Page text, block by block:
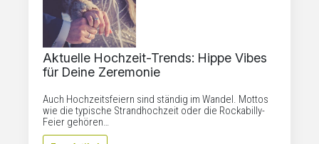
Aktuelle Hochzeit-Trends: Hippe Vibes
für Deine Zeremonie
Auch Hochzeitsfeiern sind ständig im Wandel. Mottos
wie die typische Strandhochzeit oder die Rockabilly-
Feier gehören…